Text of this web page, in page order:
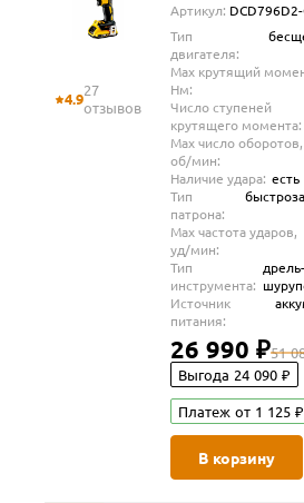
4.927
отзывов
2 АКБ 2 Ач и ЗУ, в
TSTAK
Артикул:
Тип
двигателя:
Max крутящий
Нм:
Число ступеней
крутящего момента:
Max число оборотов,
об/мин:
Наличие удара: есть
Тип
патрона:
Max частота ударов,
уд/мин:
Тип
инструмента:
дрель-
Источник
питания:
26 990 ₽51
Выгода 24 090 ₽
Платеж от 1 125 ₽
В корзину